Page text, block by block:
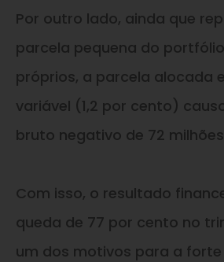
Por outro lado, ainda que
parcela pequena do
próprios, a parcela alocada
variável (1,2 por cento)
bruto negativo de 72
Com isso, o resultado
queda de 77 por cento no
um dos motivos para a